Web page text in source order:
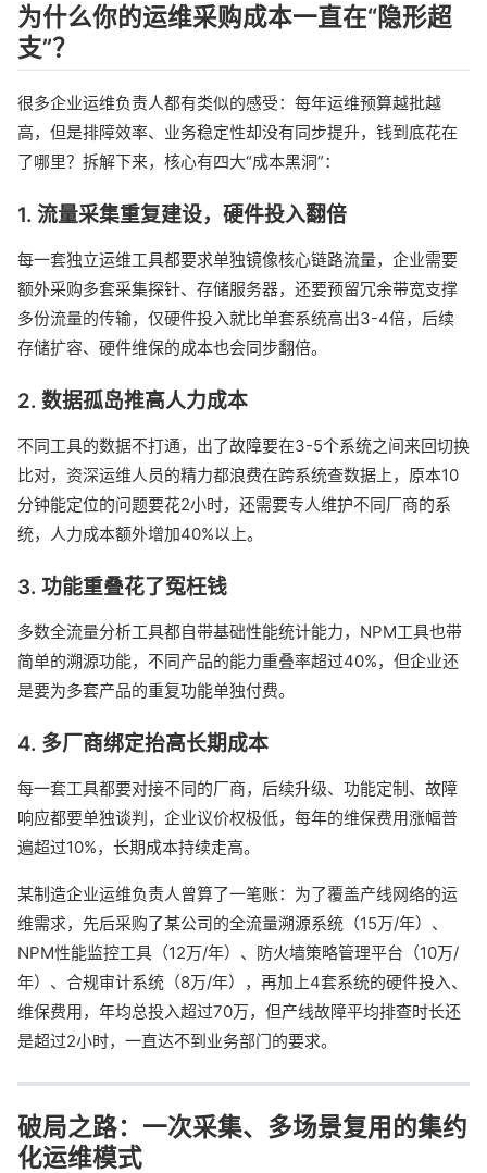
为什么你的运维采购成本一直在“隐形超
支”？
很多企业运维负责人都有类似的感受：每年运维预算越批越
高，但是排障效率、业务稳定性却没有同步提升，钱到底花在
了哪里？拆解下来，核心有四大“成本黑洞”：
1. 流量采集重复建设，硬件投入翻倍
每一套独立运维工具都要求单独镜像核心链路流量，企业需要
额外采购多套采集探针、存储服务器，还要预留冗余带宽支撑
多份流量的传输，仅硬件投入就比单套系统高出3-4倍，后续
存储扩容、硬件维保的成本也会同步翻倍。
2. 数据孤岛推高人力成本
不同工具的数据不打通，出了故障要在3-5个系统之间来回切换
比对，资深运维人员的精力都浪费在跨系统查数据上，原本10
分钟能定位的问题要花2小时，还需要专人维护不同厂商的系
统，人力成本额外增加40%以上。
3. 功能重叠花了冤枉钱
多数全流量分析工具都自带基础性能统计能力，NPM工具也带
简单的溯源功能，不同产品的能力重叠率超过40%，但企业还
是要为多套产品的重复功能单独付费。
4. 多厂商绑定抬高长期成本
每一套工具都要对接不同的厂商，后续升级、功能定制、故障
响应都要单独谈判，企业议价权极低，每年的维保费用涨幅普
遍超过10%，长期成本持续走高。
某制造企业运维负责人曾算了一笔账：为了覆盖产线网络的运
维需求，先后采购了某公司的全流量溯源系统（15万/年）、
NPM性能监控工具（12万/年）、防火墙策略管理平台（10万/
年）、合规审计系统（8万/年），再加上4套系统的硬件投入、
维保费用，年均总投入超过70万，但产线故障平均排查时长还
是超过2小时，一直达不到业务部门的要求。
破局之路：一次采集、多场景复用的集约
化运维模式